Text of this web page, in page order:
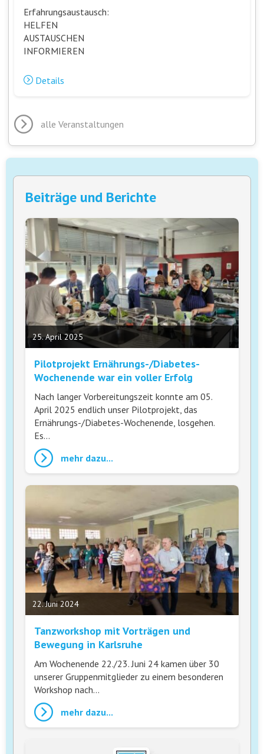
Erfahrungsaustausch:
HELFEN
AUSTAUSCHEN
INFORMIEREN
Details
alle Veranstaltungen
Beiträge und Berichte
25. April 2025
Pilotprojekt Ernährungs-/Diabetes-
Wochenende war ein voller Erfolg
Nach langer Vorbereitungszeit konnte am 05.
April 2025 endlich unser Pilotprojekt, das
Ernährungs-/Diabetes-Wochenende, losgehen.
Es…
mehr dazu...
22. Juni 2024
Tanzworkshop mit Vorträgen und
Bewegung in Karlsruhe
Am Wochenende 22./23. Juni 24 kamen über 30
unserer Gruppenmitglieder zu einem besonderen
Workshop nach…
mehr dazu...